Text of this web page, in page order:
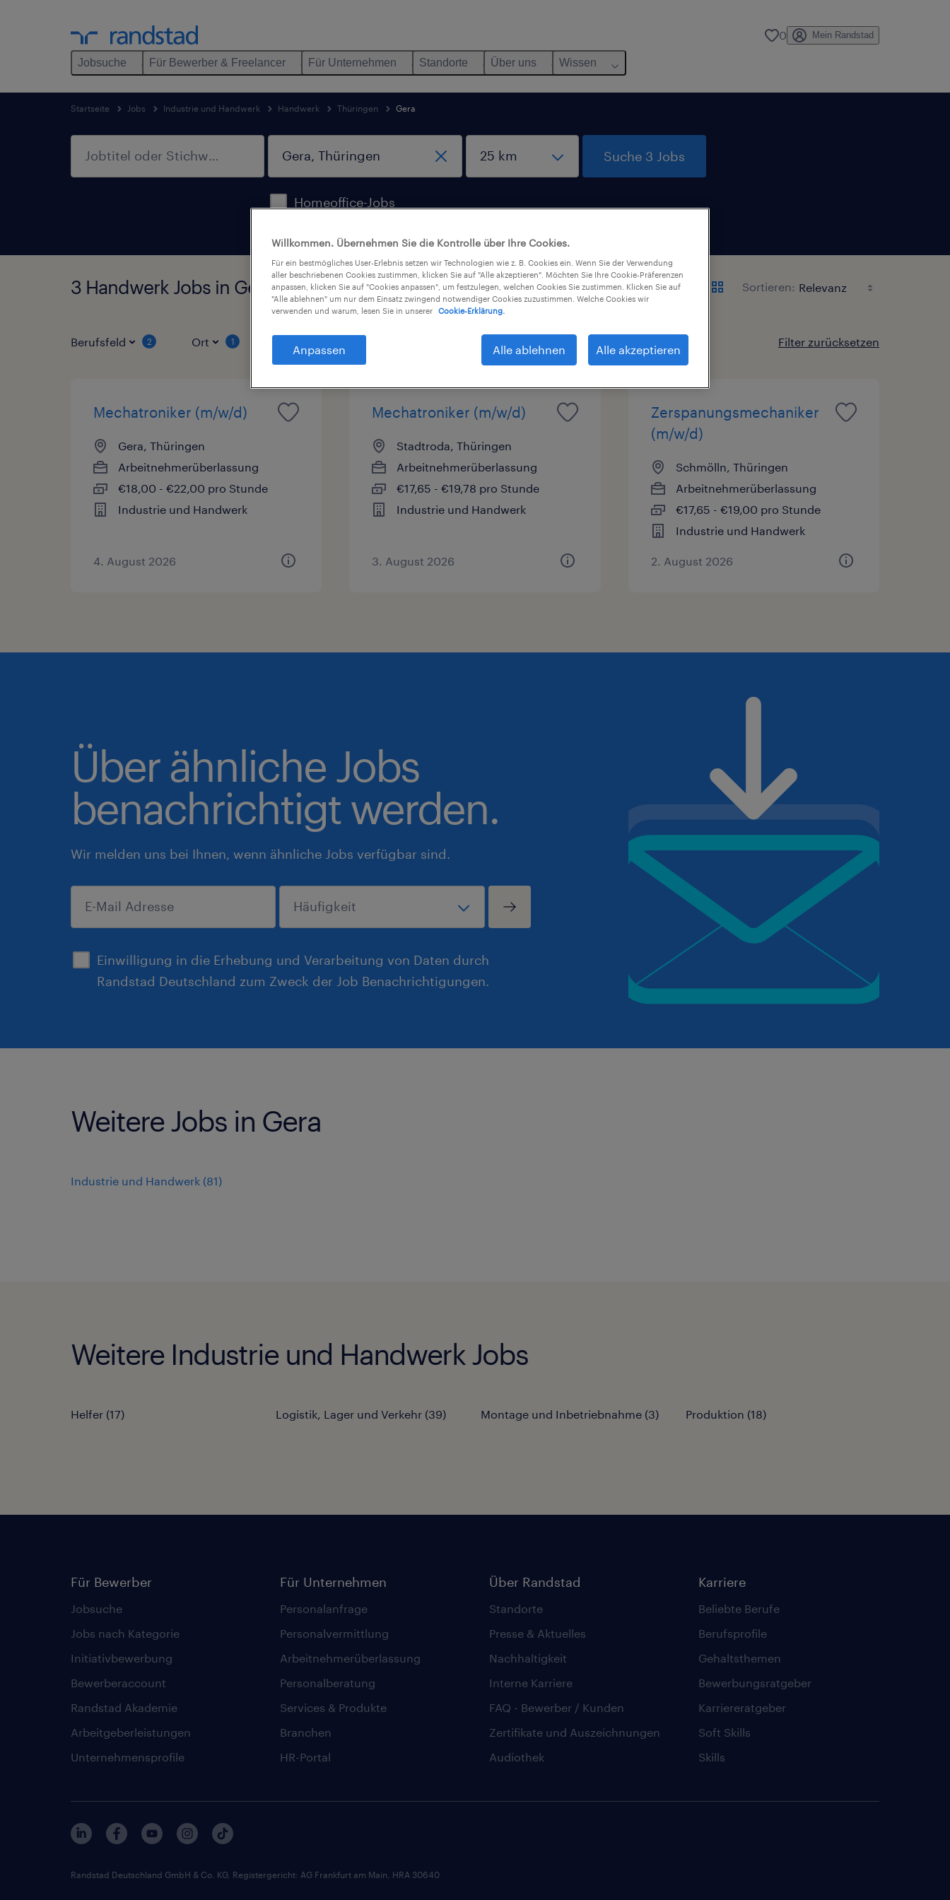
Jobsuche Für Bewerber & Freelancer Für Unternehmen Standorte Über uns Wissen
0 Mein Randstad
Startseite Jobs Industrie und Handwerk Handwerk Thüringen Gera
Homeoffice-Jobs
Suche 3 Jobs
3 Handwerk Jobs in Gera, Thüringen gefunden Sortieren:
Berufsfeld 2 Ort 1 Filter zurücksetzen
Mechatroniker (m/w/d)
Gera, Thüringen
Arbeitnehmerüberlassung
€18,00 - €22,00 pro Stunde
Industrie und Handwerk
4. August 2026
Mechatroniker (m/w/d)
Stadtroda, Thüringen
Arbeitnehmerüberlassung
€17,65 - €19,78 pro Stunde
Industrie und Handwerk
3. August 2026
Zerspanungsmechaniker
(m/w/d)
Schmölln, Thüringen
Arbeitnehmerüberlassung
€17,65 - €19,00 pro Stunde
Industrie und Handwerk
2. August 2026
Über ähnliche Jobs
benachrichtigt werden.
Wir melden uns bei Ihnen, wenn ähnliche Jobs verfügbar sind.
Einwilligung in die Erhebung und Verarbeitung von Daten durch
Randstad Deutschland zum Zweck der Job Benachrichtigungen.
anmelden
Weitere Jobs in Gera
Industrie und Handwerk (81)
Weitere Industrie und Handwerk Jobs
Helfer (17) Logistik, Lager und Verkehr (39) Montage und Inbetriebnahme (3) Produktion (18)
Für Bewerber
Jobsuche
Jobs nach Kategorie
Initiativbewerbung
Bewerberaccount
Randstad Akademie
Arbeitgeberleistungen
Unternehmensprofile
Für Unternehmen
Personalanfrage
Personalvermittlung
Arbeitnehmerüberlassung
Personalberatung
Services & Produkte
Branchen
HR-Portal
Über Randstad
Standorte
Presse & Aktuelles
Nachhaltigkeit
Interne Karriere
FAQ - Bewerber / Kunden
Zertifikate und Auszeichnungen
Audiothek
Karriere
Beliebte Berufe
Berufsprofile
Gehaltsthemen
Bewerbungsratgeber
Karriereratgeber
Soft Skills
Skills
Randstad Deutschland GmbH & Co. KG, Registergericht: AG Frankfurt am Main, HRA 30640
Willkommen. Übernehmen Sie die Kontrolle über Ihre Cookies.
Für ein bestmögliches User-Erlebnis setzen wir Technologien wie z. B. Cookies ein. Wenn Sie der Verwendung
aller beschriebenen Cookies zustimmen, klicken Sie auf "Alle akzeptieren". Möchten Sie Ihre Cookie-Präferenzen
anpassen, klicken Sie auf "Cookies anpassen", um festzulegen, welchen Cookies Sie zustimmen. Klicken Sie auf
"Alle ablehnen" um nur dem Einsatz zwingend notwendiger Cookies zuzustimmen. Welche Cookies wir
verwenden und warum, lesen Sie in unserer
Cookie-Erklärung.
Anpassen Alle ablehnen Alle akzeptieren